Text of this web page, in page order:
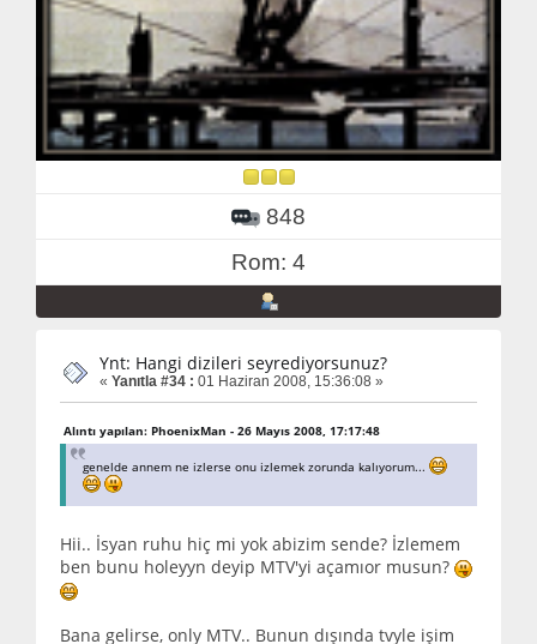
848
Rom: 4
Ynt: Hangi dizileri seyrediyorsunuz?
« Yanıtla #34 : 01 Haziran 2008, 15:36:08 »
Alıntı yapılan: PhoenixMan - 26 Mayıs 2008, 17:17:48
genelde annem ne izlerse onu izlemek zorunda kalıyorum...
Hii.. İsyan ruhu hiç mi yok abizim sende? İzlemem
ben bunu holeyyn deyip MTV'yi açamıor musun?
Bana gelirse, only MTV.. Bunun dışında tvyle işim